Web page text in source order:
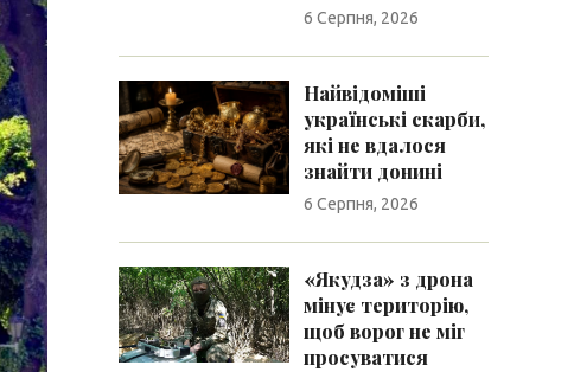
6 Серпня, 2026
Найвідоміші
українські скарби,
які не вдалося
знайти донині
6 Серпня, 2026
«Якудза» з дрона
мінує територію,
щоб ворог не міг
просуватися